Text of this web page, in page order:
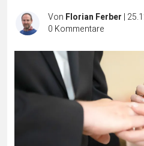
Von Florian Ferber |
0 Kommentare